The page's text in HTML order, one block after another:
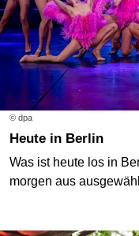
© dpa
Heute in Berlin
Was ist heute los in
morgen aus